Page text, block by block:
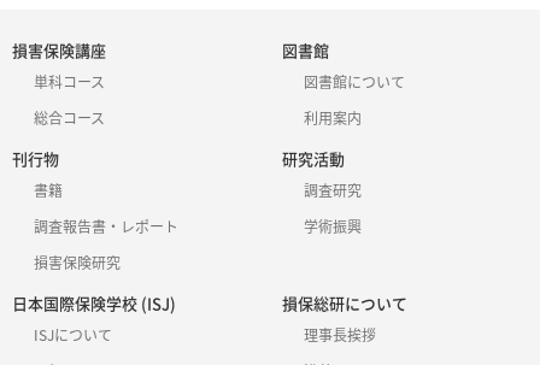
損害保険講座
単科コース
総合コース
図書館
図書館について
利用案内
刊行物
書籍
調査報告書・レポート
損害保険研究
研究活動
調査研究
学術振興
日本国際保険学校 (ISJ)
ISJについて
損保総研について
理事長挨拶